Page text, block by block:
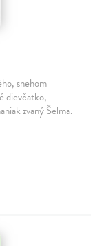
snehom
dievčatko,
zvaný Šelma.